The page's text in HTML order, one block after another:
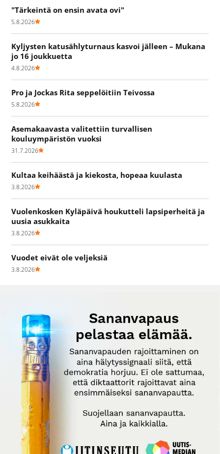
"Tärkeintä on ensin avata ovi"
5.8.2026
Kyljysten katusählyturnaus kasvoi jälleen – Mukana
jo 16 joukkuetta
4.8.2026
Pro ja Jockas Rita seppelöitiin Teivossa
5.8.2026
Asemakaavasta valitettiin turvallisen
kouluympäristön vuoksi
31.7.2026
Kultaa keihäästä ja kiekosta, hopeaa kuulasta
3.8.2026
Vuolenkosken Kyläpäivä houkutteli lapsiperheitä ja
uusia asukkaita
3.8.2026
Vuodet eivät ole veljeksiä
3.8.2026